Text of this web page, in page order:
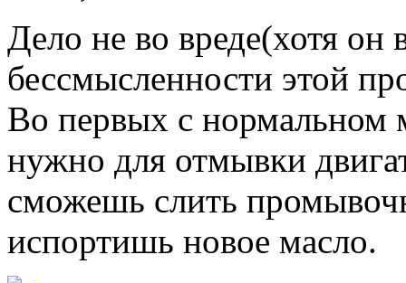
Дело не во вреде(хотя он
бессмысленности этой
Во первых с нормальном
нужно для отмывки
сможешь слить
испортишь новое масло.